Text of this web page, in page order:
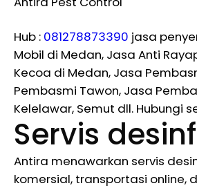
Hub : 081278873390 jasa
Mobil di Medan, Jasa Anti
Kecoa di Medan, Jasa
Pembasmi Tawon, Jasa
Kelelawar, Semut dll. Hubungi
Servis
Antira menawarkan servis
komersial, transportasi